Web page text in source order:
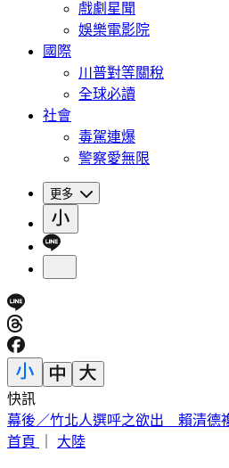
戲劇星聞
娛樂電影院
國際
川普對等關稅
全球必讀
社會
毒駕連爆
警察愛無限
更多
快訊
林安可膝蓋受傷下二軍！7月打擊
首頁
大陸